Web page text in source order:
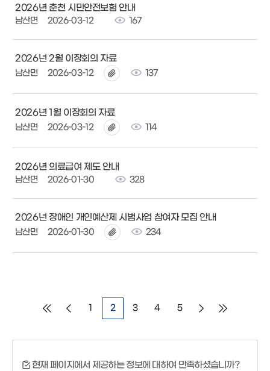
2026년 춘천 시민안전보험 안내
남산면 2026-03-12 167
2026년 2월 이장회의 자료
남산면 2026-03-12 137
2026년 1월 이장회의 자료
남산면 2026-03-12 114
2026년 의료급여 제도 안내
남산면 2026-01-30 328
2026년 장애인 개인예산제 시범사업 참여자 모집 안내
남산면 2026-01-30 234
1 2 3 4 5
현재 페이지에서 제공하는 정보에 대하여 만족하셨습니까?